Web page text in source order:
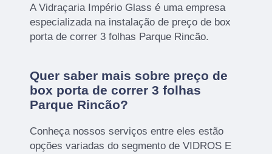
A Vidraçaria Império Glass é uma empresa
especializada na instalação de preço de box
porta de correr 3 folhas Parque Rincão.
Quer saber mais sobre preço de
box porta de correr 3 folhas
Parque Rincão?
Conheça nossos serviços entre eles estão
opções variadas do segmento de VIDROS E